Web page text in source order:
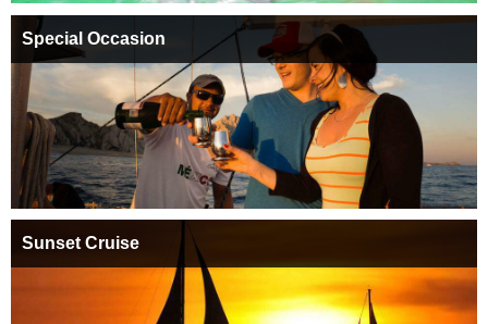
Special Occasion
Sunset Cruise